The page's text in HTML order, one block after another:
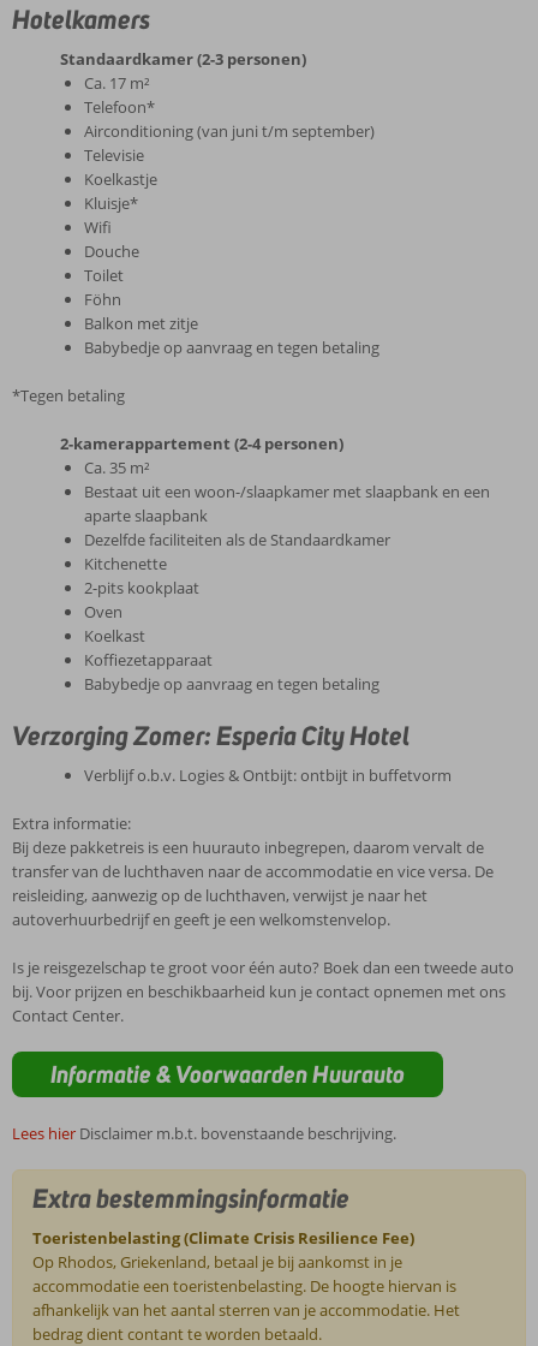
Hotelkamers
Standaardkamer (2-3 personen)
Ca. 17 m²
Telefoon*
Airconditioning (van juni t/m september)
Televisie
Koelkastje
Kluisje*
Wifi
Douche
Toilet
Föhn
Balkon met zitje
Babybedje op aanvraag en tegen betaling
*Tegen betaling
2-kamerappartement (2-4 personen)
Ca. 35 m²
Bestaat uit een woon-/slaapkamer met slaapbank en een
aparte slaapbank
Dezelfde faciliteiten als de Standaardkamer
Kitchenette
2-pits kookplaat
Oven
Koelkast
Koffiezetapparaat
Babybedje op aanvraag en tegen betaling
Verzorging Zomer: Esperia City Hotel
Verblijf o.b.v. Logies & Ontbijt: ontbijt in buffetvorm
Extra informatie:
Bij deze pakketreis is een huurauto inbegrepen, daarom vervalt de
transfer van de luchthaven naar de accommodatie en vice versa. De
reisleiding, aanwezig op de luchthaven, verwijst je naar het
autoverhuurbedrijf en geeft je een welkomstenvelop.
Is je reisgezelschap te groot voor één auto? Boek dan een tweede auto
bij. Voor prijzen en beschikbaarheid kun je contact opnemen met ons
Contact Center.
Informatie & Voorwaarden Huurauto
Lees hier Disclaimer m.b.t. bovenstaande beschrijving.
Extra bestemmingsinformatie
Toeristenbelasting (Climate Crisis Resilience Fee)
Op Rhodos, Griekenland, betaal je bij aankomst in je
accommodatie een toeristenbelasting. De hoogte hiervan is
afhankelijk van het aantal sterren van je accommodatie. Het
bedrag dient contant te worden betaald.